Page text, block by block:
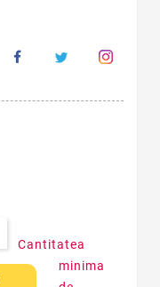
Cantitatea
minima